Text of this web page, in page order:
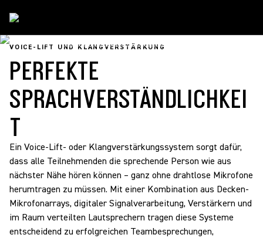
Anwendungen / Voice Lift And Sound Reinforcement
VOICE-LIFT UND KLANGVERSTÄRKUNG
PERFEKTE
SPRACHVERSTÄNDLICHKEI
T
Ein Voice-Lift- oder Klangverstärkungssystem sorgt dafür,
dass alle Teilnehmenden die sprechende Person wie aus
nächster Nähe hören können – ganz ohne drahtlose Mikrofone
herumtragen zu müssen. Mit einer Kombination aus Decken-
Mikrofonarrays, digitaler Signalverarbeitung, Verstärkern und
im Raum verteilten Lautsprechern tragen diese Systeme
entscheidend zu erfolgreichen Teambesprechungen,